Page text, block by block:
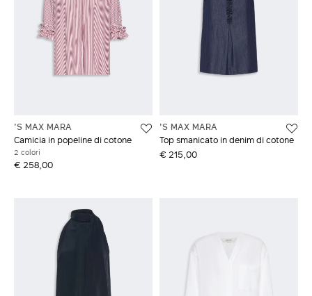
'S MAX MARA
Camicia in popeline di cotone
2 colori
€ 258,00
'S MAX MARA
Top smanicato in denim di cotone
€ 215,00
ACCEDI CON GOOGLE
ACCEDI CON FACEBOOK